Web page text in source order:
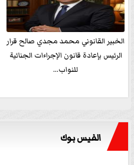
الخبير القانوني محمد مجدي صالح قرار
الرئيس بإعادة قانون الإجراءات الجنائية
للنواب...
الفيس بوك